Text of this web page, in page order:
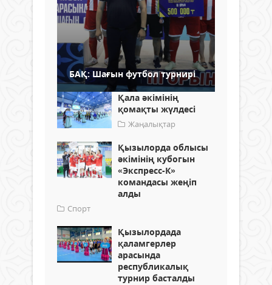
БАҚ: Шағын футбол турнирі
Қала әкімінің
қомақты жүлдесі
Жаңалықтар
Қызылорда облысы
әкімінің кубогын
«Экспресс-К»
командасы жеңіп
алды
Спорт
Қызылордада
қаламгерлер
арасында
республикалық
турнир басталды